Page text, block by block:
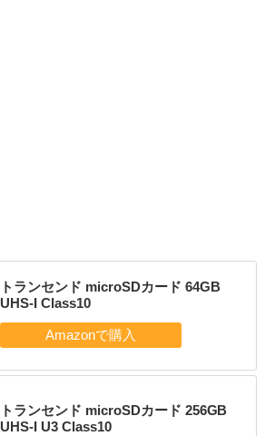
トランセンド microSDカード 64GB
UHS-I Class10
トランセンド microSDカード 256GB
UHS-I U3 Class10